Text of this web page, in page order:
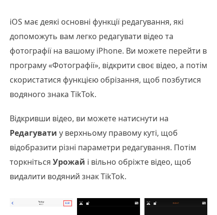
iOS має деякі основні функції редагування, які
допоможуть вам легко редагувати відео та
фотографії на вашому iPhone. Ви можете перейти в
програму «Фотографії», відкрити своє відео, а потім
скористатися функцією обрізання, щоб позбутися
водяного знака TikTok.
Відкривши відео, ви можете натиснути на
Редагувати у верхньому правому куті, щоб
відобразити різні параметри редагування. Потім
торкніться Урожай і вільно обріжте відео, щоб
видалити водяний знак TikTok.